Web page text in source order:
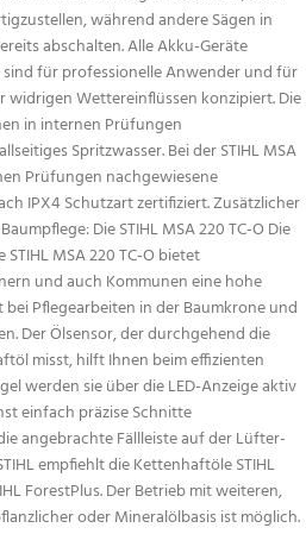
während andere Sägen in
abschalten. Alle Akku-Geräte
sind für professionelle Anwender und für
widrigen Wettereinflüssen konzipiert. Die
in internen Prüfungen
Spritzwasser. Bei der STIHL MSA
Prüfungen nachgewiesene
IPX4 Schutzart zertifiziert. Zusätzlicher
Die STIHL MSA 220 TC-O Die
MSA 220 TC‑O bietet
und auch Kommunen eine hohe
Pflegearbeiten in der Baumkrone und
Der Ölsensor, der durchgehend die
misst, hilft Ihnen beim effizienten
werden sie über die LED-Anzeige aktiv
einfach präzise Schnitte
angebrachte Fällleiste auf der Lüfter-
empfiehlt die Kettenhaftöle STIHL
ForestPlus. Der Betrieb mit weiteren,
oder Mineralölbasis ist möglich.